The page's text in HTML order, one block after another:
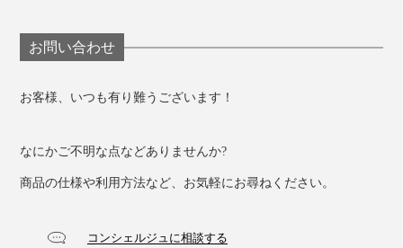
天板にミラーや香水、気に入ったデザインの化粧ボトル
を置いて。引き出しの中には、ハンカチやアクセサリ
ー、眼鏡、サプリメント、日焼け止め、虫除けスプレー
重量感のあるスチール製だから、お気に入りの本やCD
お問い合わせ
お客様、いつも有り難うございます！
なにかご不明な点などありませんか?
商品の仕様や利用方法など、お気軽にお尋ねください。
コンシェルジュに相談する